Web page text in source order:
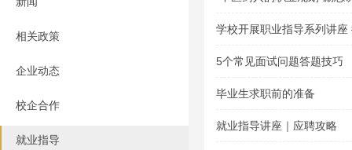
相关政策
企业动态
校企合作
就业指导
学校开展职业指导系列讲
5个常见面试问题答题技巧
毕业生求职前的准备
就业指导讲座｜应聘攻略